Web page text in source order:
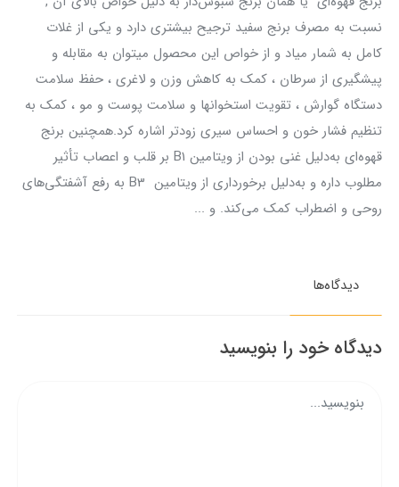
نسبت به مصرف برنج سفید ترجیح بیشتری دارد و یکی از غلات
کامل به شمار میاد و از خواص این محصول میتوان به مقابله و
پیشگیری از سرطان ، کمک به کاهش وزن و لاغری ، حفظ سلامت
دستگاه گوارش ، تقویت استخوانها و سلامت پوست و مو ، کمک به
تنظیم فشار خون و احساس سیری زودتر اشاره کرد.همچنین برنج
قهوه‌ای به‌دلیل غنی بودن از ویتامین B1 بر قلب و اعصاب تأثیر
مطلوب داره و به‌دلیل برخورداری از ویتامین B3 به رفع آشفتگی‌های
روحی و اضطراب کمک می‌کند. و ...
دیدگاه‌ها
دیدگاه خود را بنویسید